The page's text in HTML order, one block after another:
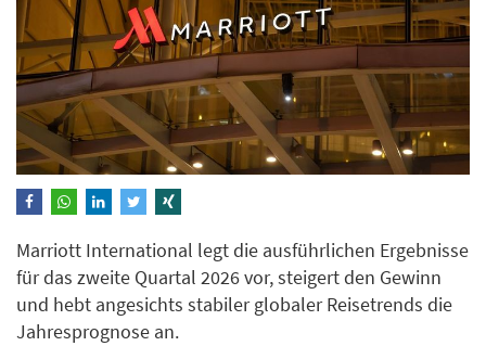
Marriott International legt die ausführlichen Ergebnisse
für das zweite Quartal 2026 vor, steigert den Gewinn
und hebt angesichts stabiler globaler Reisetrends die
Jahresprognose an.